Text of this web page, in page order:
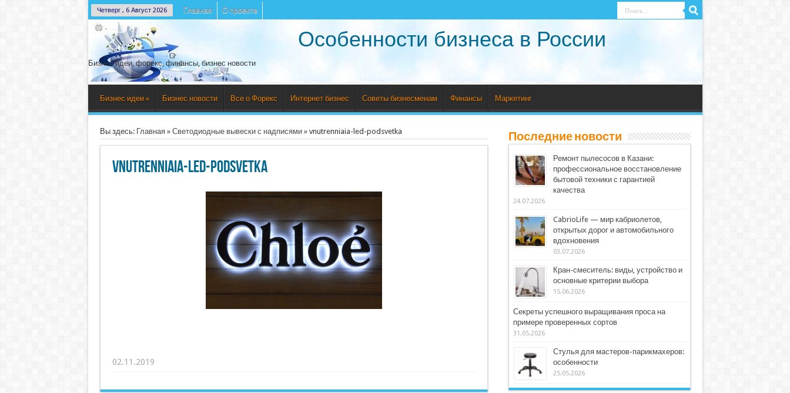
Четверг , 6 Август 2026 Главная О проекте
Особенности бизнеса в России
Бизнес идеи, форекс, финансы, бизнес новости
Бизнес идеи » Бизнес новости Все о Форекс Интернет бизнес Советы бизнесменам Финансы Маркетинг
Вы здесь: Главная» Светодиодные вывески с надписями» vnutrenniaia-led-podsvetka
vnutrenniaia-led-podsvetka
02.11.2019
Последние новости
Ремонт пылесосов в Казани:
профессиональное восстановление
бытовой техники с гарантией
качества
24.07.2026
CabrioLife — мир кабриолетов,
открытых дорог и автомобильного
вдохновения
03.07.2026
Кран-смеситель: виды, устройство и
основные критерии выбора
15.06.2026
Секреты успешного выращивания проса на
примере проверенных сортов
31.05.2026
Стулья для мастеров-парикмахеров:
особенности
25.05.2026